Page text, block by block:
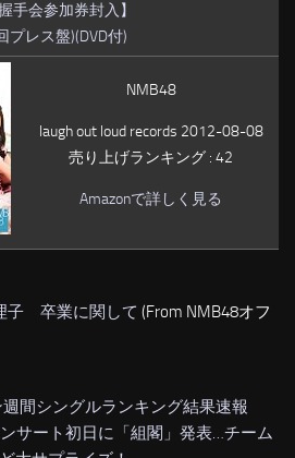
手会参加券封入】
プレス盤)(DVD付)
NMB48
laugh out loud records 2012-08-08
売り上げランキング : 42
Amazonで詳しく見る
子 卒業に関して (From NMB48オフ
間シングルランキング結果速報
サート初日に「組閣」発表…チーム